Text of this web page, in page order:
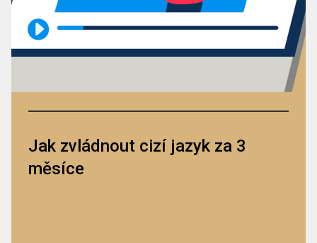
Jak zvládnout cizí jazyk za 3
měsíce